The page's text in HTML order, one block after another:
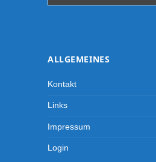
ALLGEMEINES
Kontakt
Links
Impressum
Login